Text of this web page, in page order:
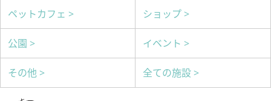
ペットカフェ > ショップ >
公園 > イベント >
その他 > 全ての施設 >